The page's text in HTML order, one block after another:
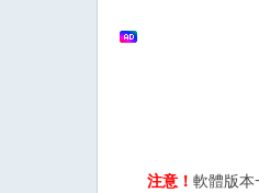
注意！ 軟體版本